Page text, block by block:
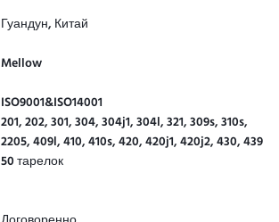
Гуандун, Китай
Mellow
ISO9001&ISO14001
201, 202, 301, 304, 304j1, 304l, 321, 309s, 310s,
2205, 409l, 410, 410s, 420, 420j1, 420j2, 430, 439
50 тарелок